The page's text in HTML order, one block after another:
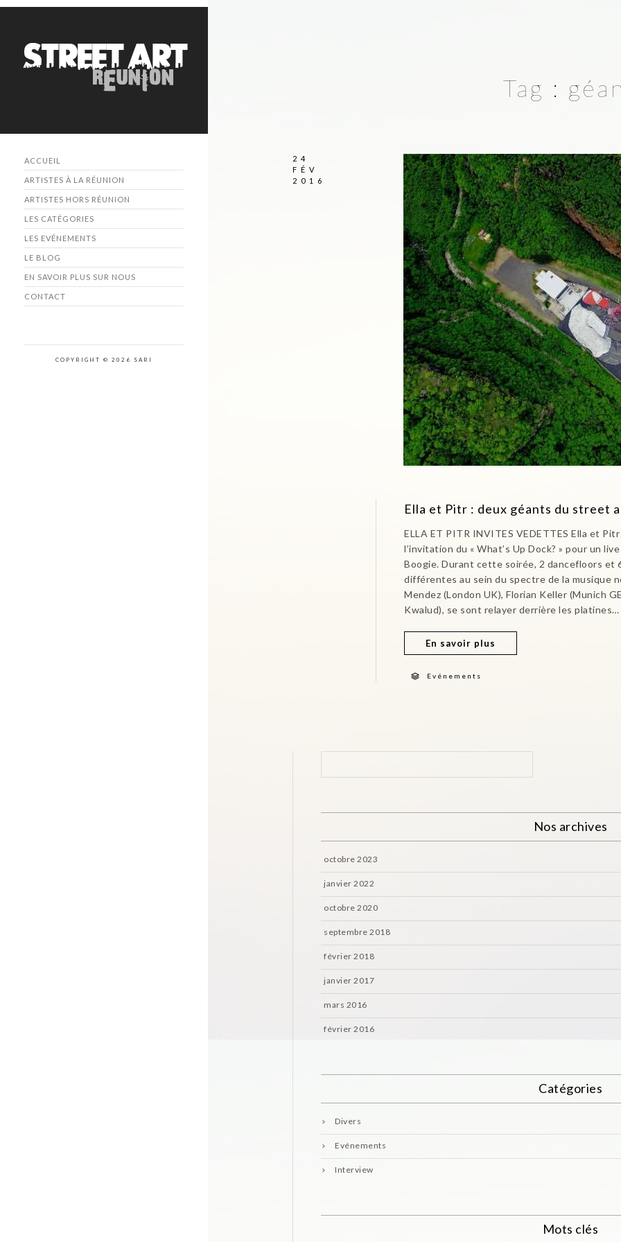
ACCUEIL
ARTISTES À LA RÉUNION
ARTISTES HORS RÉUNION
LES CATÉGORIES
LES EVÉNEMENTS
LE BLOG
EN SAVOIR PLUS SUR NOUS
CONTACT
COPYRIGHT © 2026 SARI
Tag :
24
FÉV
2016
Ella et Pitr : deux géants du street
ELLA ET PITR INVITES VEDETTES Ella et
l’invitation du « What’s Up Dock? » pour un
Boogie. Durant cette soirée, 2 dancefloors et
différentes au sein du spectre de la musique
Mendez (London UK), Florian Keller (Munich
Kwalud), se sont relayer derrière les
En savoir plus
Evénements
Nos archives
octobre 2023
janvier 2022
octobre 2020
septembre 2018
février 2018
janvier 2017
mars 2016
février 2016
Catégories
Divers
Evénements
Interview
Mots clés